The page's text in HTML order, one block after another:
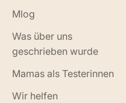
Mlog
Was über uns
geschrieben wurde
Mamas als Testerinnen
Wir helfen